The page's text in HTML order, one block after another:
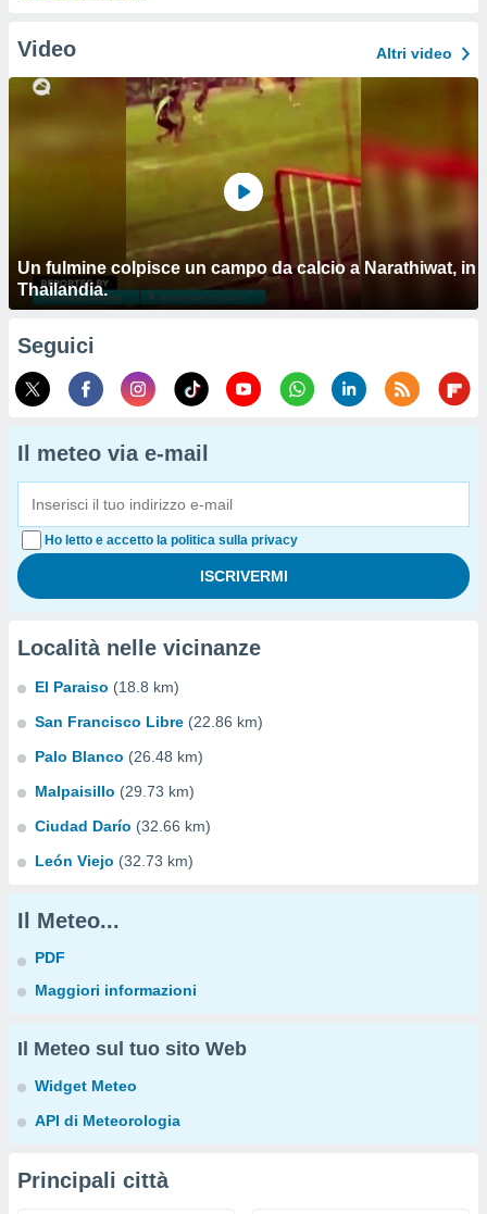
Video Altri video
Un fulmine colpisce un campo da calcio a Narathiwat, in
Thailandia.
Seguici
Il meteo via e-mail
Ho letto e accetto la politica sulla privacy
Località nelle vicinanze
El Paraiso (18.8 km)
San Francisco Libre (22.86 km)
Palo Blanco (26.48 km)
Malpaisillo (29.73 km)
Ciudad Darío (32.66 km)
León Viejo (32.73 km)
Il Meteo...
PDF
Maggiori informazioni
Il Meteo sul tuo sito Web
Widget Meteo
API di Meteorologia
Principali città